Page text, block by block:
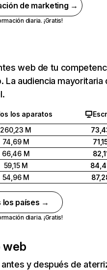
de marketing →
diaria. ¡Gratis!
web de tu
audiencia
los aparatos
260,23 M
74,69 M
66,46 M
59,15 M
54,96 M
los países →
diaria. ¡Gratis!
web
y después de